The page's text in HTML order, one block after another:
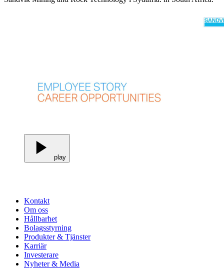
play
Kontakt
Om oss
Hållbarhet
Bolagsstyrning
Produkter & Tjänster
Karriär
Investerare
Nyheter & Media